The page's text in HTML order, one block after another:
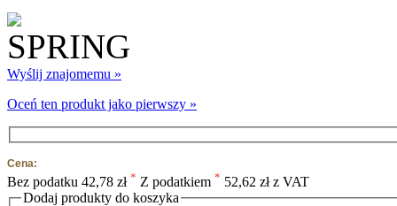
Wyślij znajomemu »
Oceń ten produkt jako pierwszy »
Cena:
Bez podatku 42,78 zł * Z podatkiem * 52,62 zł z VAT
Dodaj produkty do koszyka